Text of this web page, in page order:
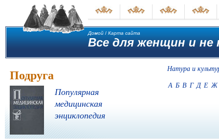
Домой / Карта сайта
Все для женщин и не
Подруга
Популярная
медицинская
энциклопедия
Натура и
А Б В Г Д Е Ж